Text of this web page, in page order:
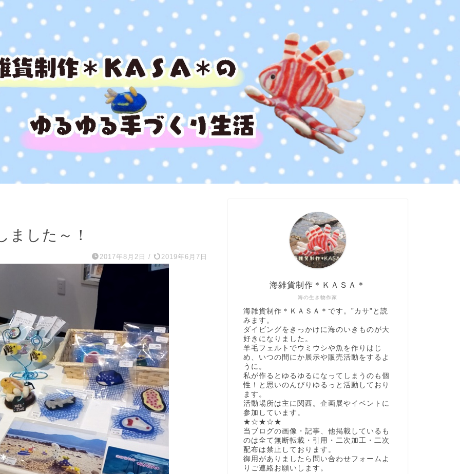
ました～！
2017年8月2日 / 2019年6月7日
海の生き物作家
海雑貨制作＊ＫＡＳＡ＊
海雑貨制作＊ＫＡＳＡ＊です。”カサ”と読
みます。
ダイビングをきっかけに海のいきものが大
好きになりました。
羊毛フェルトでウミウシや魚を作りはじ
め、いつの間にか展示や販売活動をするよ
うに。
私が作るとゆるゆるになってしまうのも個
性！と思いのんびりゆるっと活動しており
ます。
活動場所は主に関西。企画展やイベントに
参加しています。
★☆★☆★
当ブログの画像・記事、他掲載しているも
のは全て無断転載・引用・二次加工・二次
配布は禁止しております。
御用がありましたら問い合わせフォームよ
りご連絡お願いします。